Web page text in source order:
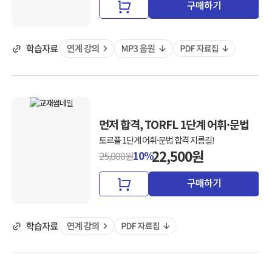
구매하기
먼저 합격, TORFL 1단계 어휘·문법
토르플 1단계 어휘·문법 합격 지름길!
25,000원10%22,500원
구매하기